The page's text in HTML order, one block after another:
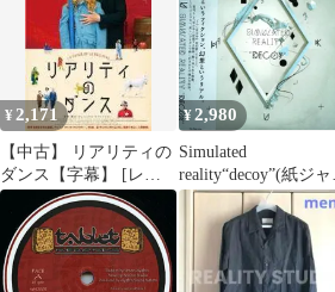
¥2,171
【中古】 リアリティの
ダンス【字幕】 [レン
タル落ち] [DVD]
¥2,980
Simulated
reality“decoy”(紙ジャ
ット仕様)(中古品)